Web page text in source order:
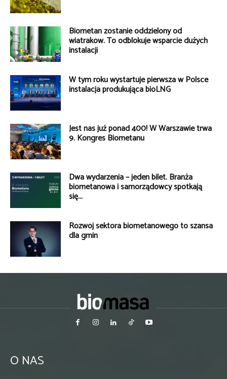
Biometan zostanie oddzielony od
wiatraków. To odblokuje wsparcie dużych
instalacji
W tym roku wystartuje pierwsza w Polsce
instalacja produkująca bioLNG
Jest nas już ponad 400! W Warszawie trwa
9. Kongres Biometanu
Dwa wydarzenia – jeden bilet. Branża
biometanowa i samorządowcy spotkają
się...
Rozwój sektora biometanowego to szansa
dla gmin
O NAS